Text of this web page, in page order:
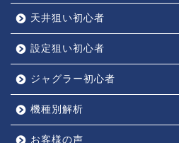
天井狙い初心者
設定狙い初心者
ジャグラー初心者
機種別解析
お客様の声